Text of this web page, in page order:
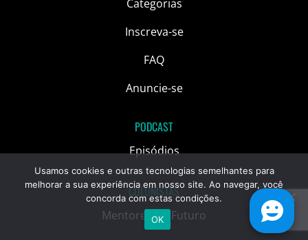
Categorias
Inscreva-se
FAQ
Anuncie-se
PODCAST
Episódios
COLUNISTAS
Mentores do Futuro
Usamos cookies e outras tecnologias semelhantes para
melhorar a sua experiência em nosso site. Ao navegar, você
concorda com estas condições.
OK